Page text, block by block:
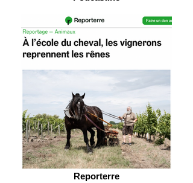
Reporterre